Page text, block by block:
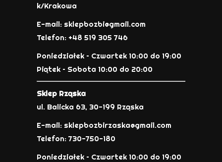
k/Krakowa
E-mail: sklepbozbi@gmail.com
Telefon: +48 519 305 746
Poniedziałek – Czwartek 10:00 do 19:00
Piątek – Sobota 10:00 do 20:00
Sklep Rząska
ul. Balicka 63, 30-199 Rząska
E-mail: sklepbozbirzaska@gmail.com
Telefon: 730-750-180
Poniedziałek – Czwartek 10:00 do 19:00